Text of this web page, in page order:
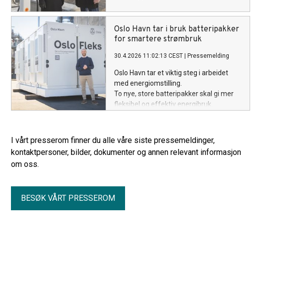
Oslo Havn tar i bruk batteripakker
for smartere strømbruk
30.4.2026 11:02:13 CEST Pressemelding
Oslo Havn tar et viktig steg i arbeidet
med energiomstilling.
To nye, store batteripakker skal gi mer
fleksibel og effektiv energibruk.
I vårt presserom finner du alle våre siste pressemeldinger,
kontaktpersoner, bilder, dokumenter og annen relevant informasjon
om oss.
BESØK VÅRT PRESSEROM